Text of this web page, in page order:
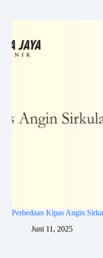
Perbedaan Kipas Angin
Juni 11, 2025